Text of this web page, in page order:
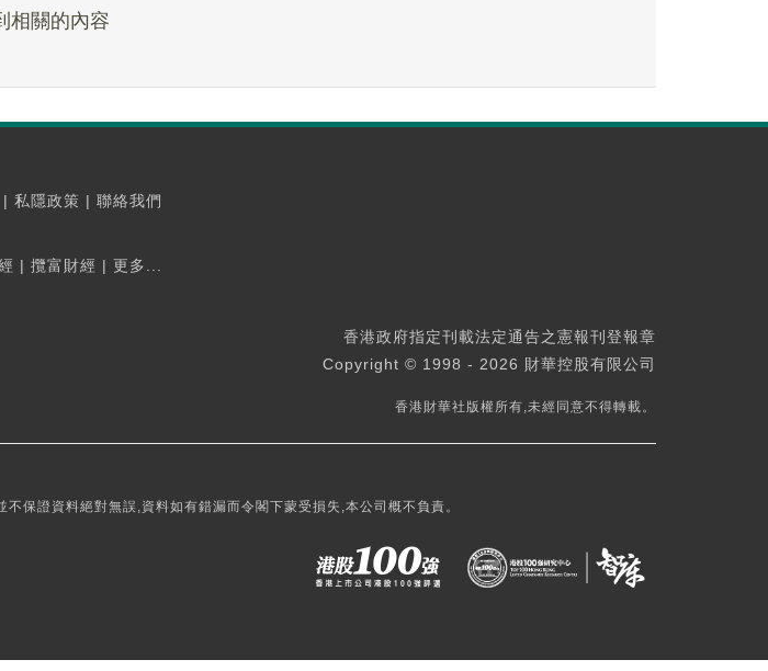
相關的內容
| 私隱政策 | 聯絡我們
| 攬富財經 | 更多...
香港政府指定刊載法定通告之憲報刊登報章
Copyright © 1998 - 2026 財華控股有限公司
香港財華社版權所有,未經同意不得轉載。
保證資料絕對無誤,資料如有錯漏而令閣下蒙受損失,本公司概不負責。